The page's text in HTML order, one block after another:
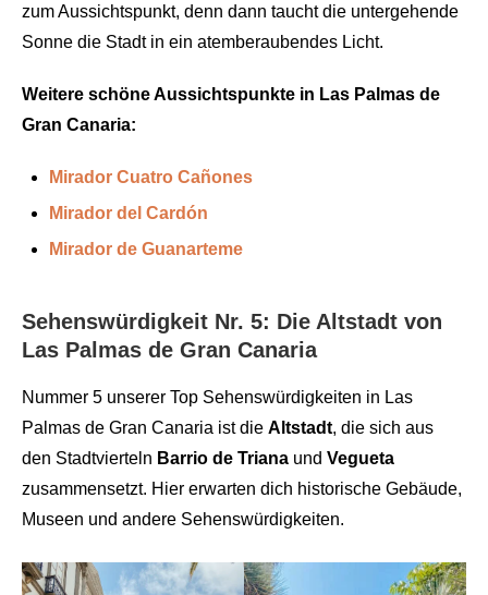
zum Aussichtspunkt, denn dann taucht die untergehende
Sonne die Stadt in ein atemberaubendes Licht.
Weitere schöne Aussichtspunkte in Las Palmas de
Gran Canaria:
Mirador Cuatro Cañones
Mirador del Cardón
Mirador de Guanarteme
Sehenswürdigkeit Nr. 5: Die Altstadt von
Las Palmas de Gran Canaria
Nummer 5 unserer Top Sehenswürdigkeiten in Las
Palmas de Gran Canaria ist die Altstadt, die sich aus
den Stadtvierteln Barrio de Triana und Vegueta
zusammensetzt. Hier erwarten dich historische Gebäude,
Museen und andere Sehenswürdigkeiten.